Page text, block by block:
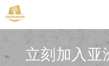
立刻加入亚